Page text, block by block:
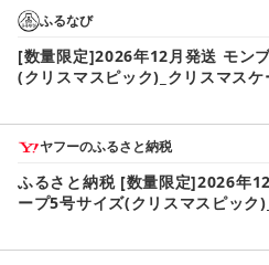
ふるなび
[数量限定]2026年12月発送 モン
(クリスマスピック)_クリスマス
クレープ スイーツ 5号 ケーキ
和食のたまご 濃厚クリーム マロ
ホール ギフト 冷凍 お取り寄せ
〔Dw035〕
ヤフーのふるさと納税
ふるさと納税 [数量限定]2026年
ープ5号サイズ(クリスマスピック